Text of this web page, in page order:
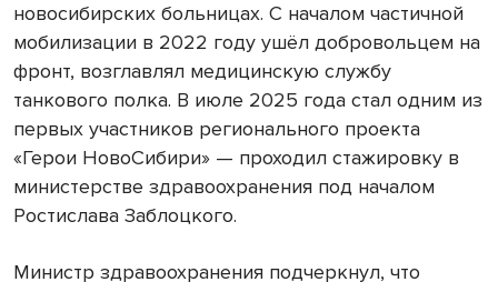
новосибирских больницах. С началом частичной
мобилизации в 2022 году ушёл добровольцем на
фронт, возглавлял медицинскую службу
танкового полка. В июле 2025 года стал одним из
первых участников регионального проекта
«Герои НовоСибири» — проходил стажировку в
министерстве здравоохранения под началом
Ростислава Заблоцкого.
Министр здравоохранения подчеркнул, что